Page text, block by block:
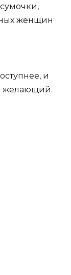
женщин
и
желающий.